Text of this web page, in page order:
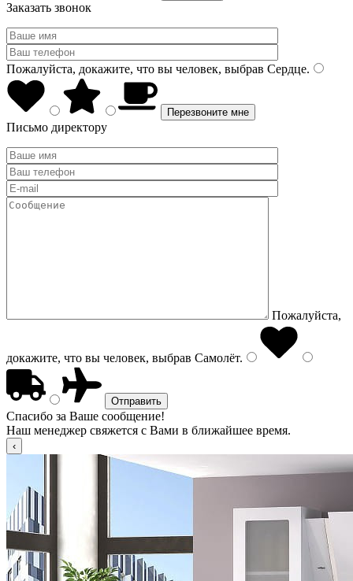
Заказать звонок
Пожалуйста, докажите, что вы человек, выбрав Сердце.
Письмо директору
Пожалуйста,
докажите, что вы человек, выбрав Самолёт.
Спасибо за Ваше сообщение!
Наш менеджер свяжется с Вами в ближайшее время.